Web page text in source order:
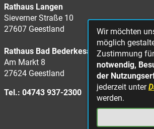
Rathaus Langen
Sieverner Straße 10
27607 Geestland
Rathaus Bad Bederkesa
Am Markt 8
27624 Geestland
Tel.: 04743 937-2300
Wir möchten
möglich
Zustimmung
notwendig,
der
jederzeit unter
werden.